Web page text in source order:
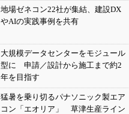
地場ゼネコン22社が集結、建設DX
やAIの実践事例を共有
大規模データセンターをモジュール
型に 申請／設計から施工まで約2
年を目指す
猛暑を乗り切るパナソニック製エア
コン「エオリア」 草津生産ライン